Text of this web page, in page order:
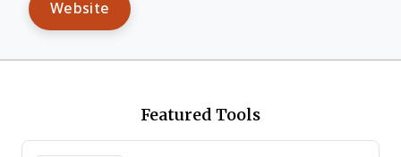
Website
Featured Tools